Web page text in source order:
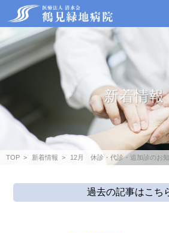
新着情報
TOP 新着情報 12月 休診・代診・追加診のお
過去の記事はこち